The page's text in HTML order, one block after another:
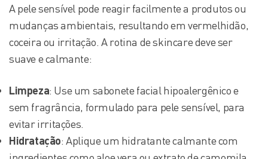
A pele sensível pode reagir facilmente a produtos ou
mudanças ambientais, resultando em vermelhidão,
coceira ou irritação. A rotina de skincare deve ser
suave e calmante:
Limpeza: Use um sabonete facial hipoalergênico e
sem fragrância, formulado para pele sensível, para
evitar irritações.
Hidratação: Aplique um hidratante calmante com